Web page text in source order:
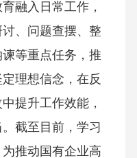
融入日常工作，
、问题查摆、整
等重点任务，推
理想信念，在反
提升工作效能，
截至目前，学习
推动国有企业高